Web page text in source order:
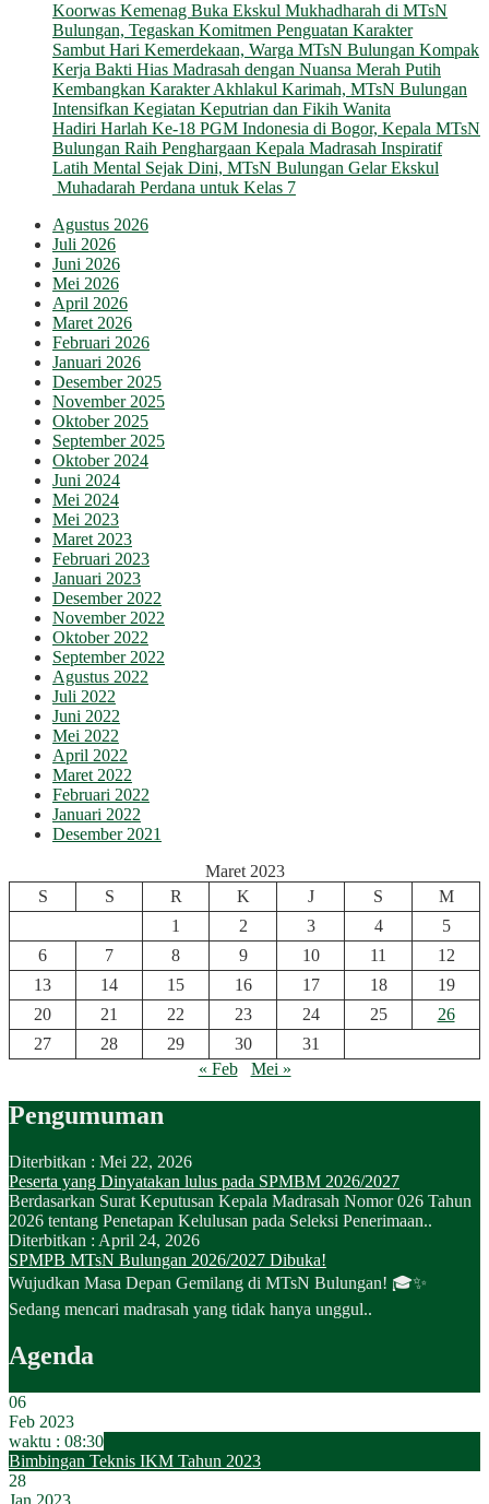
Koorwas Kemenag Buka Ekskul Mukhadharah di MTsN
Bulungan, Tegaskan Komitmen Penguatan Karakter
Sambut Hari Kemerdekaan, Warga MTsN Bulungan Kompak
Kerja Bakti Hias Madrasah dengan Nuansa Merah Putih
Kembangkan Karakter Akhlakul Karimah, MTsN Bulungan
Intensifkan Kegiatan Keputrian dan Fikih Wanita
Hadiri Harlah Ke-18 PGM Indonesia di Bogor, Kepala MTsN
Bulungan Raih Penghargaan Kepala Madrasah Inspiratif
Latih Mental Sejak Dini, MTsN Bulungan Gelar Ekskul
Muhadarah Perdana untuk Kelas 7
Agustus 2026
Juli 2026
Juni 2026
Mei 2026
April 2026
Maret 2026
Februari 2026
Januari 2026
Desember 2025
November 2025
Oktober 2025
September 2025
Oktober 2024
Juni 2024
Mei 2024
Mei 2023
Maret 2023
Februari 2023
Januari 2023
Desember 2022
November 2022
Oktober 2022
September 2022
Agustus 2022
Juli 2022
Juni 2022
Mei 2022
April 2022
Maret 2022
Februari 2022
Januari 2022
Desember 2021
Maret 2023
S
S R K J S
M
1
2 3 4
5
6
7 8 9 10 11
12
13
14 15 16 17 18
19
20
21 22 23 24 25
26
27
28 29 30
31
« Feb
Mei »
Pengumuman
Diterbitkan : Mei 22, 2026
Peserta yang Dinyatakan lulus pada SPMBM 2026/2027
Berdasarkan Surat Keputusan Kepala Madrasah Nomor 026 Tahun
2026 tentang Penetapan Kelulusan pada Seleksi Penerimaan..
Diterbitkan : April 24, 2026
SPMPB MTsN Bulungan 2026/2027 Dibuka!
Wujudkan Masa Depan Gemilang di MTsN Bulungan! 🎓✨
Sedang mencari madrasah yang tidak hanya unggul..
Agenda
06
Feb 2023
waktu : 08:30
Bimbingan Teknis IKM Tahun 2023
28
Jan 2023